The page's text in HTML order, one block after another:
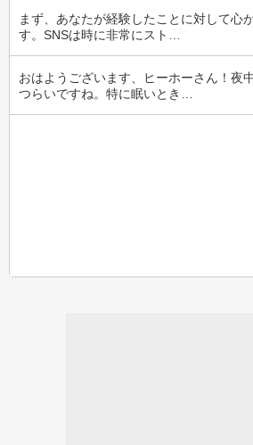
まず、あなたが経験したことに対して心
す。SNSは時に非常にスト…
おはようございます、ヒーホーさん！夜
つらいですね。特に眠いとき…